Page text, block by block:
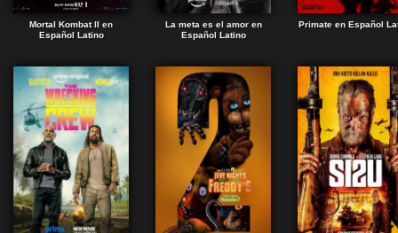
Mortal Kombat II en
Español Latino
La meta es el amor en
Español Latino
Primate en Español